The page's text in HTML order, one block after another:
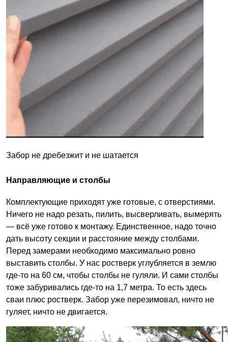
Забор не дребезжит и не шатается
Направляющие и столбы
Комплектующие приходят уже готовые, с отверстиями.
Ничего не надо резать, пилить, высверливать, вымерять
— всё уже готово к монтажу. Единственное, надо точно
дать высоту секции и расстояние между столбами.
Перед замерами необходимо максимально ровно
выставить столбы. У нас ростверк углубляется в землю
где-то на 60 см, чтобы столбы не гуляли. И сами столбы
тоже забуривались где-то на 1,7 метра. То есть здесь
сваи плюс ростверк. Забор уже перезимовал, ничто не
гуляет, ничто не двигается.